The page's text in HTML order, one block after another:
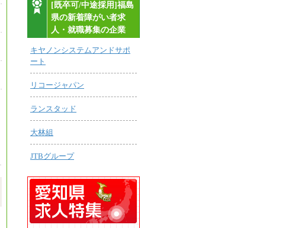
[既卒可/中途採用]福島
県の新着障がい者求
人・就職募集の企業
キヤノンシステムアンドサポ
ート
リコージャパン
ランスタッド
大林組
JTBグループ